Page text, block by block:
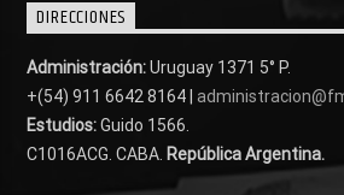
DIRECCIONES
Administración:Uruguay 1371 5° P.
+(54) 911 6642 8164 |
Estudios:Guido 1566.
C1016ACG . CABA. República Argentina.